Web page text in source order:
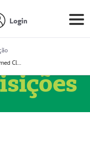
Login
Prestador: Vipmed Clínica Geral Ltda, 51004349-0 (Nome Fantasia: Policlínica Master)